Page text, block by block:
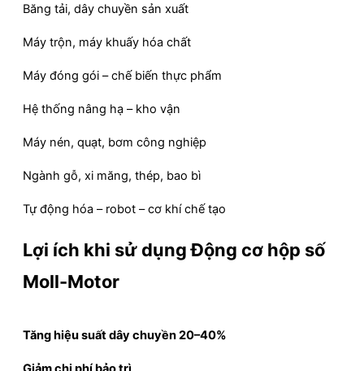
Băng tải, dây chuyền sản xuất
Máy trộn, máy khuấy hóa chất
Máy đóng gói – chế biến thực phẩm
Hệ thống nâng hạ – kho vận
Máy nén, quạt, bơm công nghiệp
Ngành gỗ, xi măng, thép, bao bì
Tự động hóa – robot – cơ khí chế tạo
Lợi ích khi sử dụng Động cơ hộp số
Moll-Motor
Tăng hiệu suất dây chuyền 20–40%